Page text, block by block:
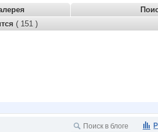
( 151 )